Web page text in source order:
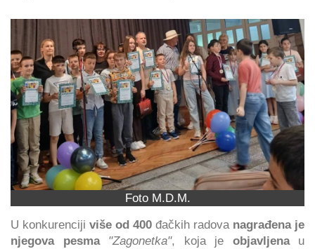
Foto M.D.M.
U konkurenciji više od 400 đačkih radova nagrađena je
njegova pesma
"Zagonetka", koja je objavljenau